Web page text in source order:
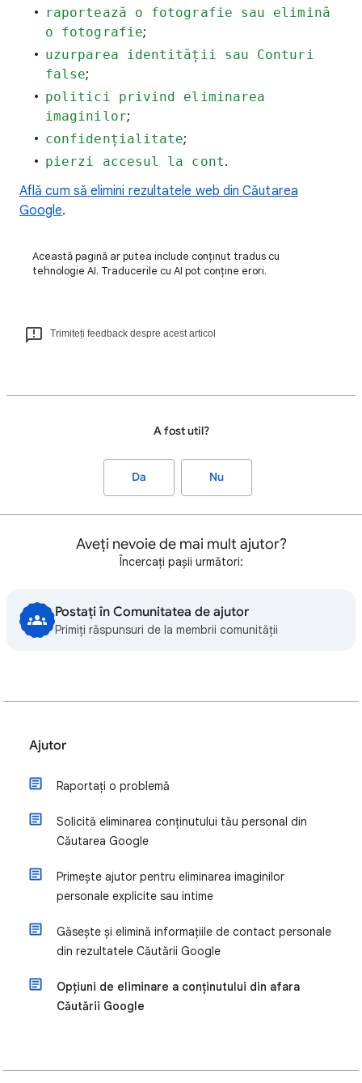
raportează o fotografie sau elimină
o fotografie;
uzurparea identității sau Conturi
false;
politici privind eliminarea
imaginilor;
confidențialitate;
pierzi accesul la cont.
Află cum să elimini rezultatele web din Căutarea
Google.
Această pagină ar putea include conținut tradus cu
tehnologie AI. Traducerile cu AI pot conține erori.
Trimiteți feedback despre acest articol
A fost util?
Da Nu
Aveți nevoie de mai mult ajutor?
Încercați pașii următori:
Postați în Comunitatea de ajutor
Primiți răspunsuri de la membrii comunității
Ajutor
Raportați o problemă
Solicită eliminarea conținutului tău personal din
Căutarea Google
Primește ajutor pentru eliminarea imaginilor
personale explicite sau intime
Găsește și elimină informațiile de contact personale
din rezultatele Căutării Google
Opțiuni de eliminare a conținutului din afara
Căutării Google